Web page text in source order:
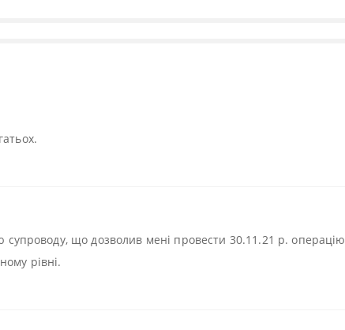
супроводу, що дозволив мені провести 30.11.21 р. операцію
рівні.